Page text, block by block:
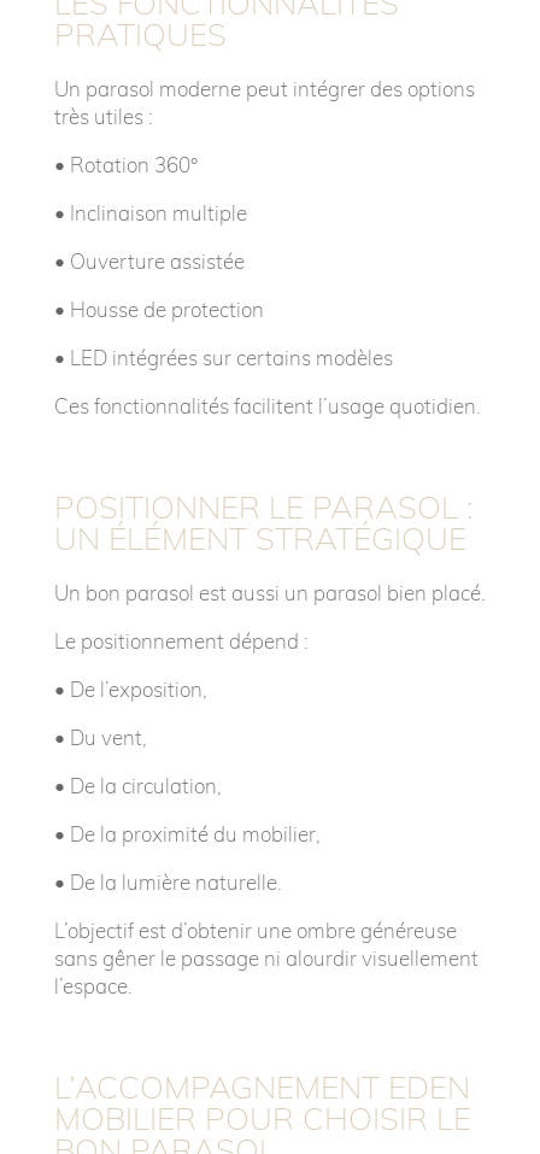
PRATIQUES
Un parasol moderne peut intégrer des options
très utiles :
• Rotation 360°
• Inclinaison multiple
• Ouverture assistée
• Housse de protection
• LED intégrées sur certains modèles
Ces fonctionnalités facilitent l’usage quotidien.
POSITIONNER LE PARASOL :
UN ÉLÉMENT STRATÉGIQUE
Un bon parasol est aussi un parasol bien placé.
Le positionnement dépend :
• De l’exposition,
• Du vent,
• De la circulation,
• De la proximité du mobilier,
• De la lumière naturelle.
L’objectif est d’obtenir une ombre généreuse
sans gêner le passage ni alourdir visuellement
l’espace.
L’ACCOMPAGNEMENT EDEN
MOBILIER POUR CHOISIR LE